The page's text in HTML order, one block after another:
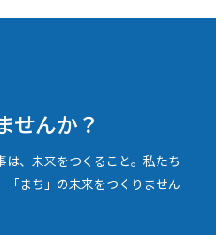
せんか？
は、未来をつくること。私たち
「まち」の未来をつくりません